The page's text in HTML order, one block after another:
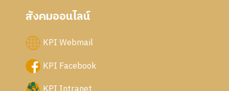
สังคมออนไลน์
KPI Webmail
KPI Facebook